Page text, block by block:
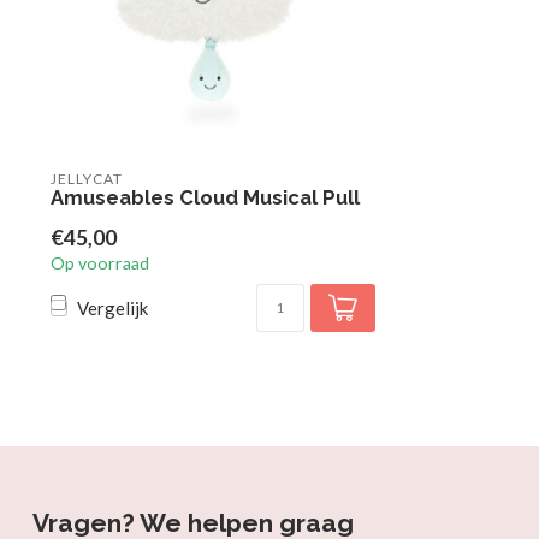
JELLYCAT
Amuseables Cloud Musical Pull
€45,00
Op voorraad
Vergelijk
Vragen? We helpen graag